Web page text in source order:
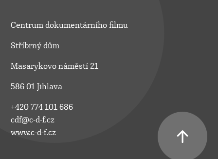
Centrum dokumentárního filmu
Stříbrný dům
Masarykovo náměstí 21
586 01 Jihlava
+420 774 101 686
cdf@c-d-f.cz
www.c-d-f.cz